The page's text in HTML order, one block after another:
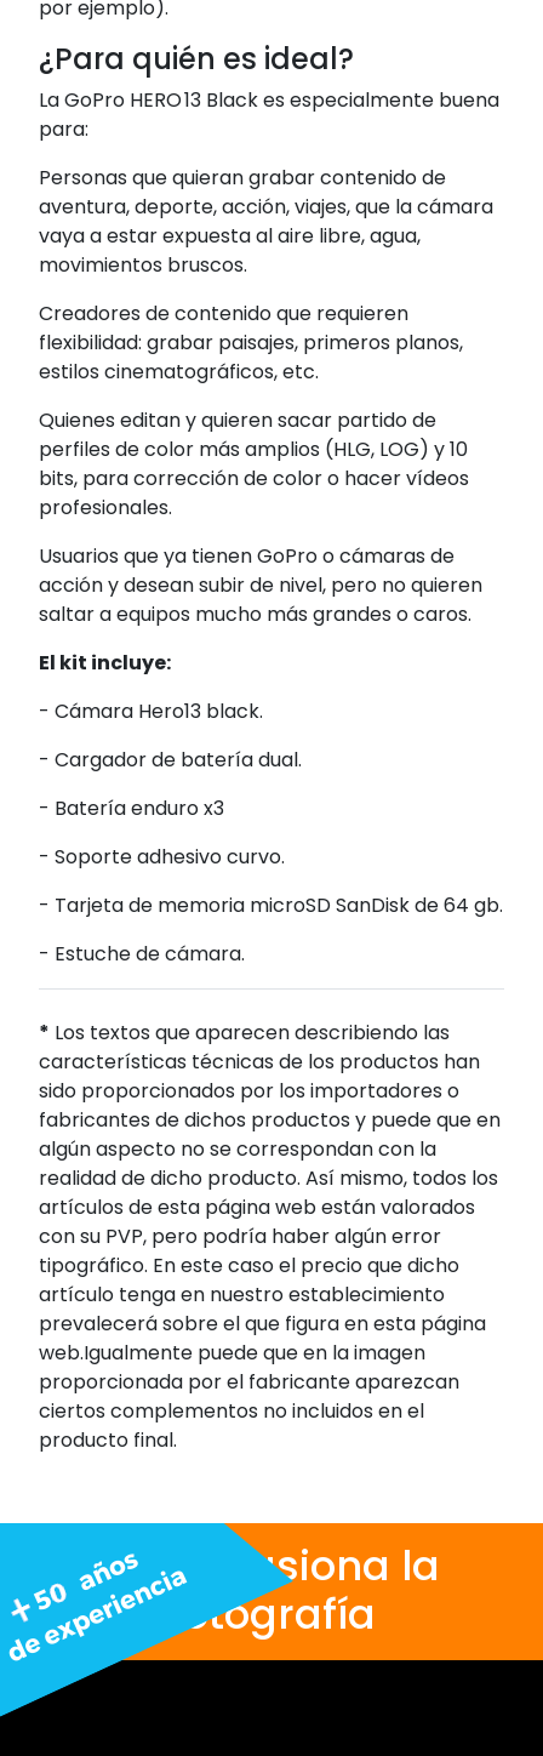
por ejemplo).
¿Para quién es ideal?
La GoPro HERO 13 Black es especialmente buena
para:
Personas que quieran grabar contenido de
aventura, deporte, acción, viajes, que la cámara
vaya a estar expuesta al aire libre, agua,
movimientos bruscos.
Creadores de contenido que requieren
flexibilidad: grabar paisajes, primeros planos,
estilos cinematográficos, etc.
Quienes editan y quieren sacar partido de
perfiles de color más amplios (HLG, LOG) y 10
bits, para corrección de color o hacer vídeos
profesionales.
Usuarios que ya tienen GoPro o cámaras de
acción y desean subir de nivel, pero no quieren
saltar a equipos mucho más grandes o caros.
El kit incluye:
- Cámara Hero13 black.
- Cargador de batería dual.
- Batería enduro x3
- Soporte adhesivo curvo.
- Tarjeta de memoria microSD SanDisk de 64 gb.
- Estuche de cámara.
* Los textos que aparecen describiendo las
características técnicas de los productos han
sido proporcionados por los importadores o
fabricantes de dichos productos y puede que en
algún aspecto no se correspondan con la
realidad de dicho producto. Así mismo, todos los
artículos de esta página web están valorados
con su PVP, pero podría haber algún error
tipográfico. En este caso el precio que dicho
artículo tenga en nuestro establecimiento
prevalecerá sobre el que figura en esta página
web.Igualmente puede que en la imagen
proporcionada por el fabricante aparezcan
ciertos complementos no incluidos en el
producto final.
Nos apasiona la
fotografía